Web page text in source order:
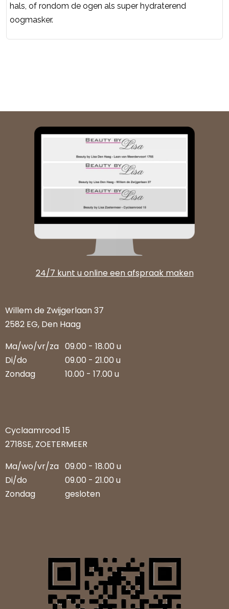
hals, of rondom de ogen als super hydraterend
oogmasker.
24/7 kunt u online een afspraak maken
Willem de Zwijgerlaan 37
2582 EG, Den Haag
Ma/wo/vr/za 09.00 - 18.00 u
Di/do
09.00 - 21.00 u
Zondag
10.00 - 17.00 u
Cyclaamrood 15
2718SE, ZOETERMEER
Ma/wo/vr/za 09.00 - 18.00 u
Di/do
09.00 - 21.00 u
Zondag
gesloten